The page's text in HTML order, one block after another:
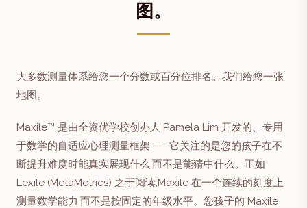
图。
大多数测量体系给您一个分数或百分位排名。我们给您一张
地图。
Maxile™ 是由全资优学校创办人 Pamela Lim 开发的、专用
于数学的自适应心理测量框架——它关注的是您的孩子在不
断提升难度时能真实展现什么,而不是能猜中什么。正如
Lexile (MetaMetrics) 之于阅读,Maxile 在一个连续的刻度上
测量数学能力,而不是按固定的年级水平。您孩子的 Maxile